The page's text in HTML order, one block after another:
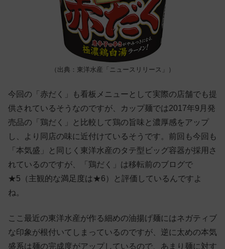
（出典：東洋水産「ニュースリリース」）
今回の「赤だく」も看板メニューとして実際の店舗でも提
供されているそうなのですが、カップ麺では2017年9月発
売品の「鶏だく」と比較して鶏の旨味と濃厚感をアップ
し、より同店の味に近付けているそうです。前回も今回も
「本気盛」と同じく東洋水産のタテ型ビッグ容器が採用さ
れているのですが、「鶏だく」は移転前のブログで
★5（主観的な満足度は★6）と評価しているんですよ
ね。
ここ最近の東洋水産が作る細めの油揚げ麺にはネガティブ
な印象が根付いてしまっているのですが、逆に太めの本気
盛系は麺の完成度がアップしているので、あまり麺に対す